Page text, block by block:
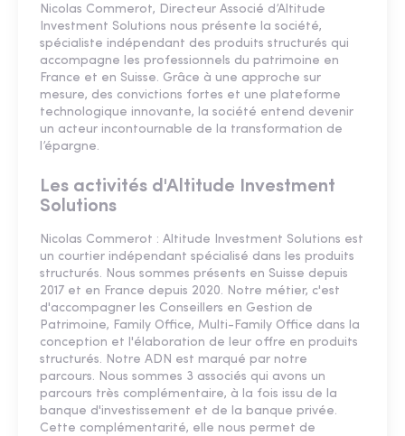
Nicolas Commerot, Directeur Associé d’Altitude
Investment Solutions nous présente la société,
spécialiste indépendant des produits structurés qui
accompagne les professionnels du patrimoine en
France et en Suisse. Grâce à une approche sur
mesure, des convictions fortes et une plateforme
technologique innovante, la société entend devenir
un acteur incontournable de la transformation de
l’épargne.
Les activités d'Altitude Investment
Solutions
Nicolas Commerot : Altitude Investment Solutions est
un courtier indépendant spécialisé dans les produits
structurés. Nous sommes présents en Suisse depuis
2017 et en France depuis 2020. Notre métier, c'est
d'accompagner les Conseillers en Gestion de
Patrimoine, Family Office, Multi-Family Office dans la
conception et l'élaboration de leur offre en produits
structurés. Notre ADN est marqué par notre
parcours. Nous sommes 3 associés qui avons un
parcours très complémentaire, à la fois issu de la
banque d'investissement et de la banque privée.
Cette complémentarité, elle nous permet de